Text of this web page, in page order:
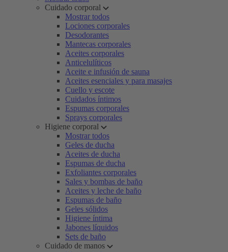
Cuidado corporal
Mostrar todos
Lociones corporales
Desodorantes
Mantecas corporales
Aceites corporales
Anticelulíticos
Aceite e infusión de sauna
Aceites esenciales y para masajes
Cuello y escote
Cuidados íntimos
Espumas corporales
Sprays corporales
Higiene corporal
Mostrar todos
Geles de ducha
Aceites de ducha
Espumas de ducha
Exfoliantes corporales
Sales y bombas de baño
Aceites y leche de baño
Espumas de baño
Geles sólidos
Higiene íntima
Jabones líquidos
Sets de baño
Cuidado de manos